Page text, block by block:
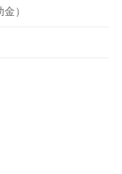
）